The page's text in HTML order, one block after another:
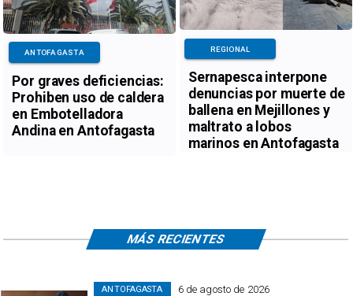
Por graves deficiencias:
Prohiben uso de caldera
en Embotelladora
Andina en Antofagasta
ANTOFAGASTA
Sernapesca interpone
denuncias por muerte de
ballena en Mejillones y
maltrato a lobos
marinos en Antofagasta
REGIONAL
6 de agosto de 2026
ANTOFAGASTA
MÁS RECIENTES